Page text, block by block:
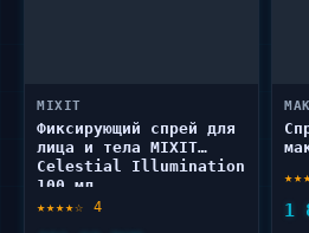
MIXIT
Фиксирующий спрей для
лица и тела MIXIT
Celestial Illumination
100 мл
★★★★☆ 4 1